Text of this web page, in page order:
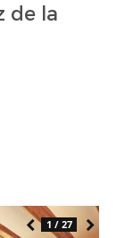
de la
1 / 27